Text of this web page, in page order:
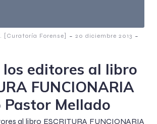
[Curatoría Forense] - 20 diciembre 2013 -
editores al libro
FUNCIONARIA
Pastor Mellado
al libro ESCRITURA FUNCIONARIA